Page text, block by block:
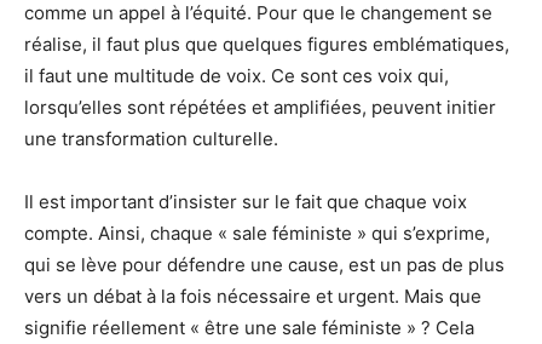
comme un appel à l’équité. Pour que le changement se
réalise, il faut plus que quelques figures emblématiques,
il faut une multitude de voix. Ce sont ces voix qui,
lorsqu’elles sont répétées et amplifiées, peuvent initier
une transformation culturelle.
Il est important d’insister sur le fait que chaque voix
compte. Ainsi, chaque « sale féministe » qui s’exprime,
qui se lève pour défendre une cause, est un pas de plus
vers un débat à la fois nécessaire et urgent. Mais que
signifie réellement « être une sale féministe » ? Cela